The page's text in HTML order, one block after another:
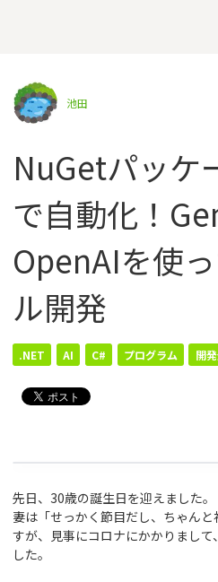
池田
NuGetパッケ
で自動化！
OpenAIを使
ル開発
.NET AI C# プログラム 開
先日、30歳の誕生日を迎えました。
妻は「せっかく節目だし、ちゃん
すが、見事にコロナにかかりまし
した。